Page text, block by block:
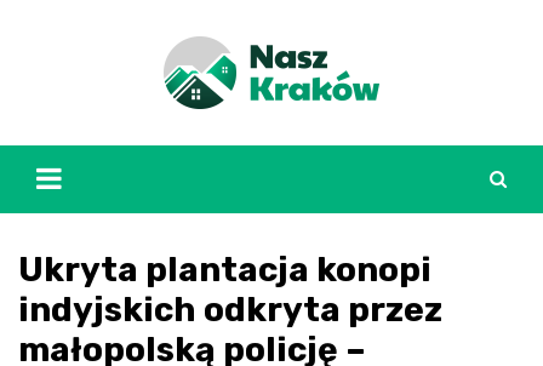
Ukryta plantacja konopi
indyjskich odkryta przez
małopolską policję –